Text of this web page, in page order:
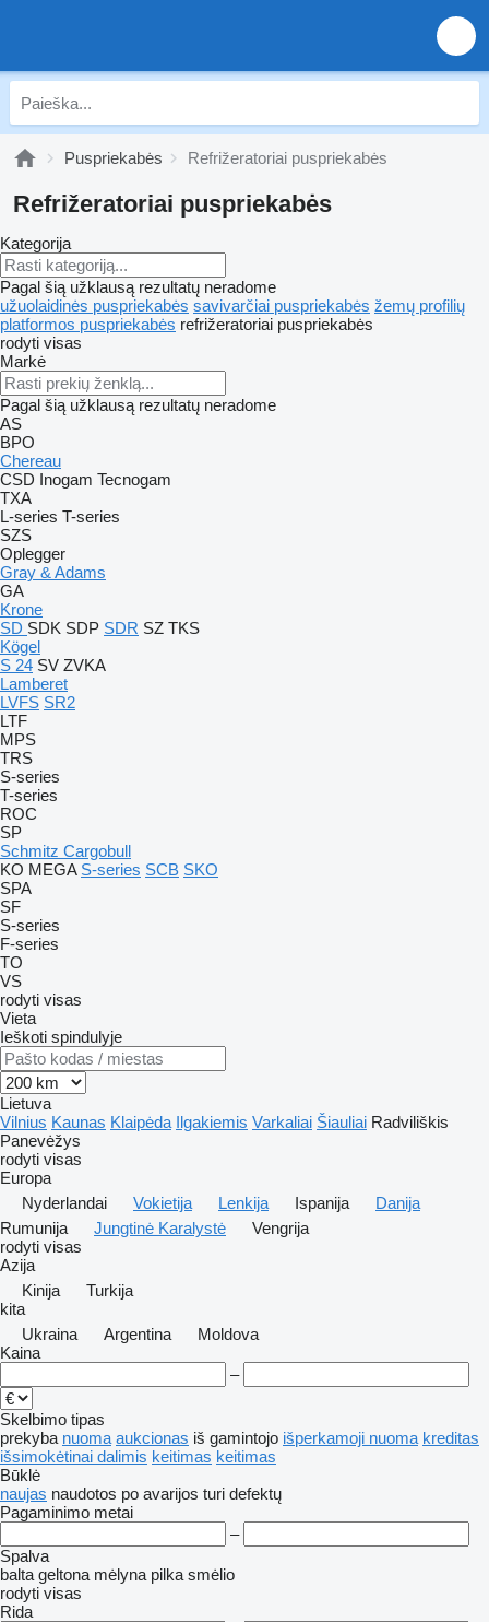
Puspriekabės Refrižeratoriai puspriekabės
Refrižeratoriai puspriekabės
Kategorija
Pagal šią užklausą rezultatų neradome
užuolaidinės puspriekabės savivarčiai puspriekabės žemų profilių
platformos puspriekabės refrižeratoriai puspriekabės
rodyti visas
Markė
Pagal šią užklausą rezultatų neradome
AS
BPO
Chereau
CSD Inogam Tecnogam
TXA
L-series T-series
SZS
Oplegger
Gray & Adams
GA
Krone
SD SDK SDP SDR SZ TKS
Kögel
S 24 SV ZVKA
Lamberet
LVFS SR2
LTF
MPS
TRS
S-series
T-series
ROC
SP
Schmitz Cargobull
KO MEGA S-series SCB SKO
SPA
SF
S-series
F-series
TO
VS
rodyti visas
Vieta
Ieškoti spindulyje
Lietuva
Vilnius Kaunas Klaipėda Ilgakiemis Varkaliai Šiauliai Radviliškis
Panevėžys
rodyti visas
Europa
Nyderlandai
Vokietija Lenkija Ispanija
Danija
Rumunija
Jungtinė Karalystė
Vengrija
rodyti visas
Azija
Kinija
Turkija
kita
Ukraina
Argentina
Moldova
Kaina
–
Skelbimo tipas
prekyba nuoma aukcionas iš gamintojo išperkamoji nuoma kreditas
išsimokėtinai dalimis keitimas keitimas
Būklė
naujas naudotos po avarijos turi defektų
Pagaminimo metai
–
Spalva
balta geltona mėlyna pilka smėlio
rodyti visas
Rida